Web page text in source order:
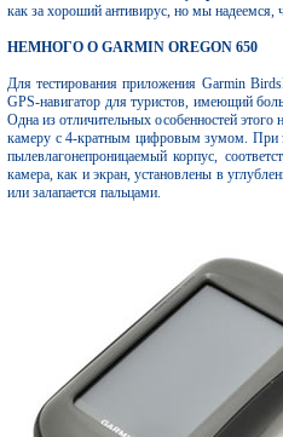
как за хороший антивирус, но мы надеемся,
НЕМНОГО О GARMIN OREGON 650
Для тестирования приложения Garmin
GPS-навигатор для туристов, имеющий
Одна из отличительных особенностей
камеру с 4-кратным цифровым зумом. При
пылевлагонепроницаемый корпус,
камера, как и экран, установлены в
или залапается пальцами.